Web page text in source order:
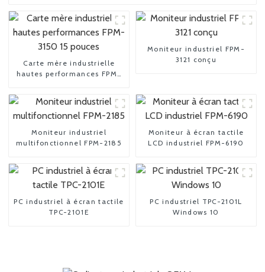
Carte mère industrielle
hautes performances FPM-
Moniteur industriel FPM-
3121 conçu
Moniteur industriel
multifonctionnel FPM-2185
Moniteur à écran tactile
LCD industriel FPM-6190
PC industriel à écran tactile
TPC-2101E
PC industriel TPC-2101L
Windows 10